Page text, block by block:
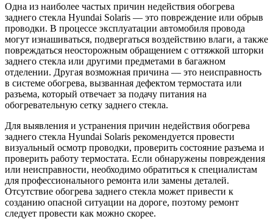
Одна из наиболее частых причин недействия обогрева
заднего стекла Hyundai Solaris — это повреждение или обрыв
проводки. В процессе эксплуатации автомобиля провода
могут изнашиваться, подвергаться воздействию влаги, а также
повреждаться неосторожным обращением с оттяжкой шторки
заднего стекла или другими предметами в багажном
отделении. Другая возможная причина — это неисправность
в системе обогрева, вызванная дефектом термостата или
разъема, который отвечает за подачу питания на
обогревательную сетку заднего стекла.
Для выявления и устранения причин недействия обогрева
заднего стекла Hyundai Solaris рекомендуется провести
визуальный осмотр проводки, проверить состояние разъема и
проверить работу термостата. Если обнаружены повреждения
или неисправности, необходимо обратиться к специалистам
для профессионального ремонта или замены деталей.
Отсутствие обогрева заднего стекла может привести к
созданию опасной ситуации на дороге, поэтому ремонт
следует провести как можно скорее.